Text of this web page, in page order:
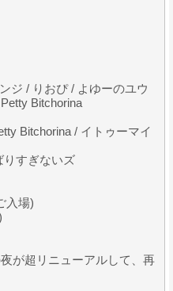
ジ / りおぴ / よゆーのユウ
Bitchorina
Bitchorina / イトゥーマイ
りすぎないズ
入場)
が超リニューアルして、再